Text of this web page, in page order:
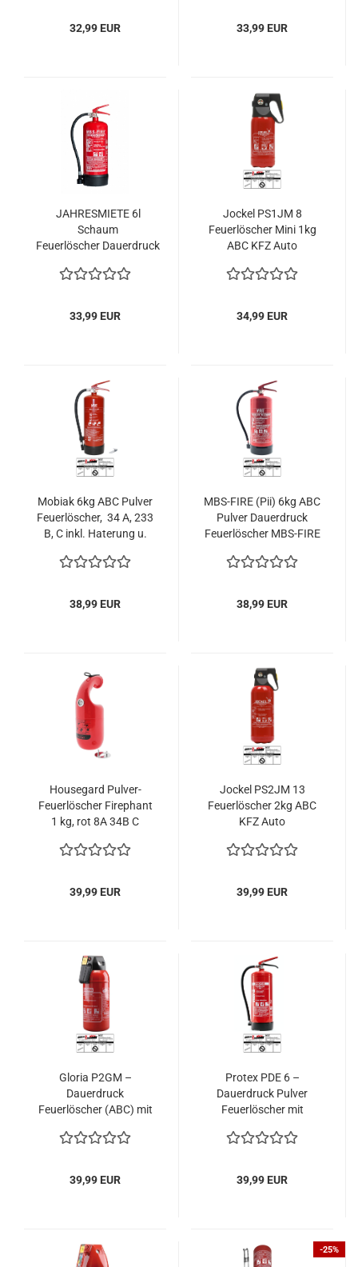
32,99 EUR 33,99 EUR
JAHRESMIETE 6l
Schaum
Feuerlöscher Dauerdruck
33,99 EUR
Jockel PS1JM 8
Feuerlöscher Mini 1kg
ABC KFZ Auto
34,99 EUR
Mobiak 6kg ABC Pulver
Feuerlöscher, 34 A, 233
B, C inkl. Haterung u.
38,99 EUR
MBS-FIRE (Pii) 6kg ABC
Pulver Dauerdruck
Feuerlöscher MBS-FIRE
38,99 EUR
Housegard Pulver-
Feuerlöscher Firephant
1 kg, rot 8A 34B C
39,99 EUR
Jockel PS2JM 13
Feuerlöscher 2kg ABC
KFZ Auto
39,99 EUR
Gloria P2GM –
Dauerdruck
Feuerlöscher (ABC) mit
EN3, 4LE, 2kg
39,99 EUR
Protex PDE 6 –
Dauerdruck Pulver
Feuerlöscher mit
Brandklassen ABC, EN
39,99 EUR
-25%